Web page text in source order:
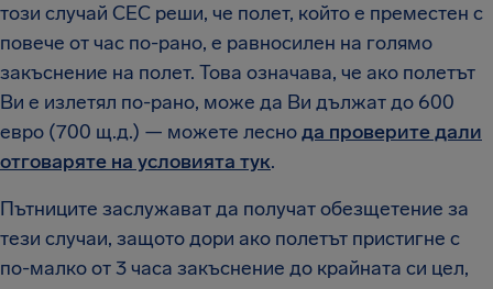
този случай СЕС реши, че полет, който е преместен с
повече от час по-рано, е равносилен на голямо
закъснение на полет. Това означава, че ако полетът
Ви е излетял по-рано, може да Ви дължат до 600
евро (700 щ.д.) — можете леснода проверите дали
отговаряте на условията тук.
Пътниците заслужават да получат обезщетение за
тези случаи, защото дори ако полетът пристигне с
по-малко от 3 часа закъснение до крайната си цел,